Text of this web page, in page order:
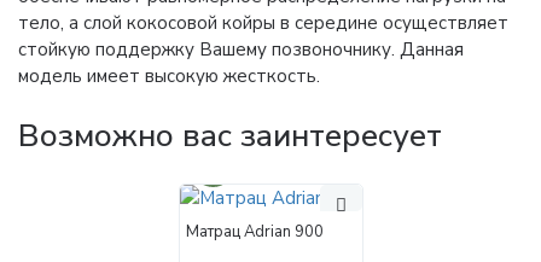
тело, а слой кокосовой койры в середине осуществляет
стойкую поддержку Вашему позвоночнику. Данная
модель имеет высокую жесткость.
Возможно вас заинтересует
Матрац Adrian 900